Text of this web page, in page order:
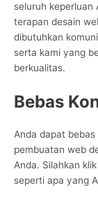
seluruh keperluan
terapan desain
dibutuhkan
serta kami yang
berkualitas.
Bebas
Anda dapat
pembuatan web
Anda. Silahkan
seperti apa yang